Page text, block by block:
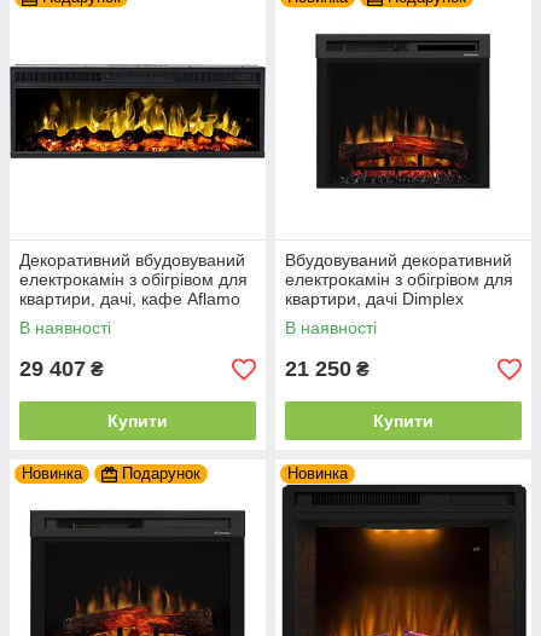
Декоративний вбудовуваний
електрокамін з обігрівом для
квартири, дачі, кафе Aflamo
Led 130 Classic 129 см
В наявності
29 407 ₴
Купити
Вбудовуваний декоративний
електрокамін з обігрівом для
квартири, дачі Dimplex
Symphony XHD 23 (XHD23L-
INT)
В наявності
21 250 ₴
Купити
Новинка Подарунок Новинка